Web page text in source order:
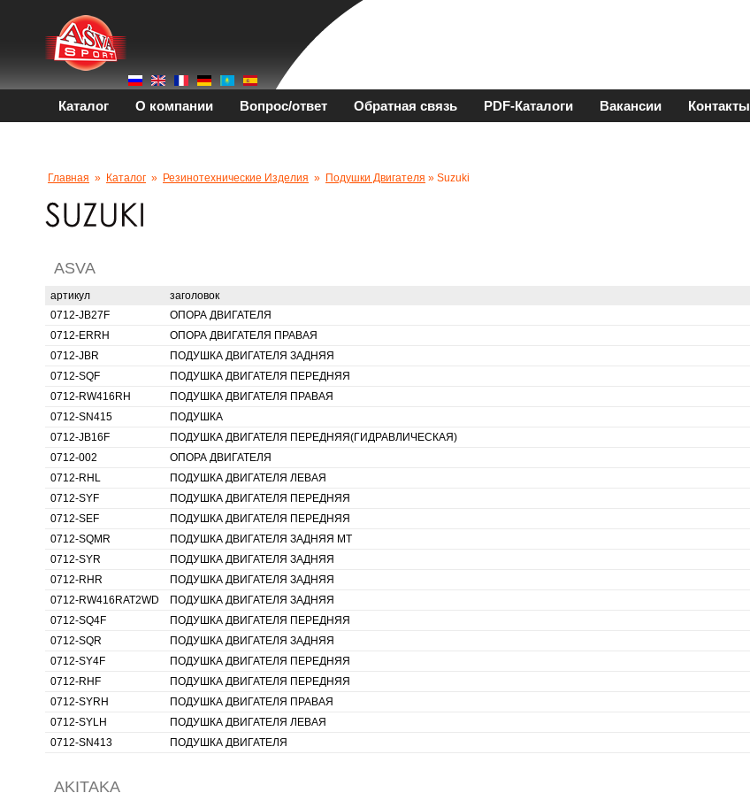
Каталог О компании Вопрос/ответ Обратная связь PDF-Каталоги Вакансии Контакты
Главная » Каталог » Резинотехнические Изделия » Подушки Двигателя » Suzuki
ASVA
артикул заголовок
0712-JB27F
ОПОРА ДВИГАТЕЛЯ
0712-ERRH
ОПОРА ДВИГАТЕЛЯ ПРАВАЯ
0712-JBR
ПОДУШКА ДВИГАТЕЛЯ ЗАДНЯЯ
0712-SQF
ПОДУШКА ДВИГАТЕЛЯ ПЕРЕДНЯЯ
0712-RW416RH
ПОДУШКА ДВИГАТЕЛЯ ПРАВАЯ
0712-SN415
ПОДУШКА
0712-JB16F
ПОДУШКА ДВИГАТЕЛЯ ПЕРЕДНЯЯ(ГИДРАВЛИЧЕСКАЯ)
0712-002
ОПОРА ДВИГАТЕЛЯ
0712-RHL
ПОДУШКА ДВИГАТЕЛЯ ЛЕВАЯ
0712-SYF
ПОДУШКА ДВИГАТЕЛЯ ПЕРЕДНЯЯ
0712-SEF
ПОДУШКА ДВИГАТЕЛЯ ПЕРЕДНЯЯ
0712-SQMR
ПОДУШКА ДВИГАТЕЛЯ ЗАДНЯЯ MT
0712-SYR
ПОДУШКА ДВИГАТЕЛЯ ЗАДНЯЯ
0712-RHR
ПОДУШКА ДВИГАТЕЛЯ ЗАДНЯЯ
0712-RW416RAT2WD
ПОДУШКА ДВИГАТЕЛЯ ЗАДНЯЯ
0712-SQ4F
ПОДУШКА ДВИГАТЕЛЯ ПЕРЕДНЯЯ
0712-SQR
ПОДУШКА ДВИГАТЕЛЯ ЗАДНЯЯ
0712-SY4F
ПОДУШКА ДВИГАТЕЛЯ ПЕРЕДНЯЯ
0712-RHF
ПОДУШКА ДВИГАТЕЛЯ ПЕРЕДНЯЯ
0712-SYRH
ПОДУШКА ДВИГАТЕЛЯ ПРАВАЯ
0712-SYLH
ПОДУШКА ДВИГАТЕЛЯ ЛЕВАЯ
0712-SN413
ПОДУШКА ДВИГАТЕЛЯ
AKITAKA